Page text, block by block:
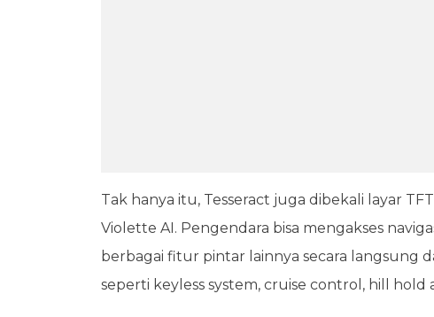
Tak hanya itu, Tesseract juga dibekali layar
Violette AI. Pengendara bisa mengakses
berbagai fitur pintar lainnya secara langsung
seperti keyless system, cruise control, hill hold